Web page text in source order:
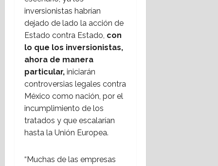
inversionistas habrían
dejado de lado la acción de
Estado contra Estado, con
lo que los inversionistas,
ahora de manera
particular, iniciarán
controversias legales contra
México como nación, por el
incumplimiento de los
tratados y que escalarían
hasta la Unión Europea.
“Muchas de las empresas